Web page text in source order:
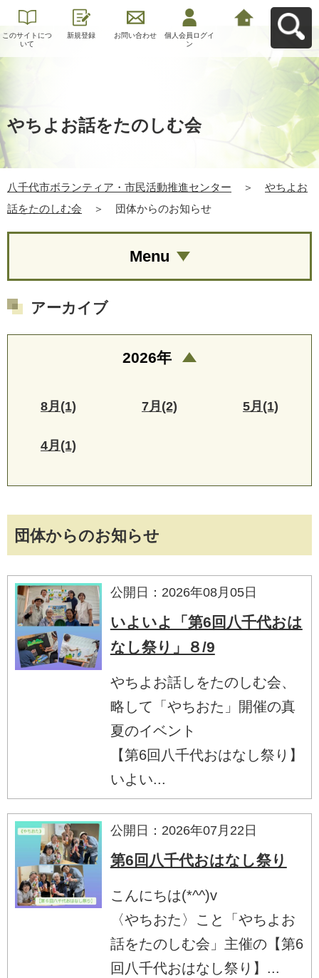
このサイトにつ
いて
新規登録 お問い合わせ
個人会員ログイ
ン
やちよお話をたのしむ会
八千代市ボランティア・市民活動推進センター ＞
やちよお
話をたのしむ会
＞ 団体からのお知らせ
団体からのお知らせ
公開日：2026年08月05日
いよいよ「第6回八千代おは
なし祭り」８/9
やちよお話しをたのしむ会、
略して「やちおた」開催の真
夏のイベント
【第6回八千代おはなし祭り】
いよい...
公開日：2026年07月22日
第6回八千代おはなし祭り
こんにちは(*^^)v
〈やちおた〉こと「やちよお
話をたのしむ会」主催の【第6
回八千代おはなし祭り】...
Menu
アーカイブ
2026年
8月(1) 7月(2) 5月(1)
4月(1)